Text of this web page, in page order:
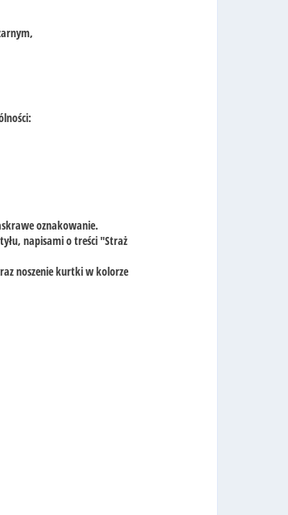
oznakowanie.
napisami o treści "Straż
noszenie kurtki w kolorze